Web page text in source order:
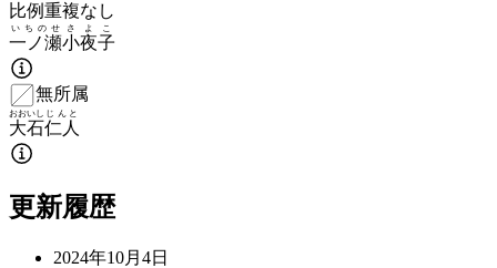
比例重複なし
一ノ瀬
いちのせ
小夜子
さよこ
無所属
大石
おおいし
仁人
じんと
更新履歴
2024年10月4日